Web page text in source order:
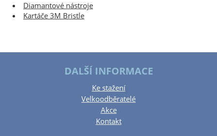
Diamantové nástroje
Kartáče 3M Bristle
DALŠÍ INFORMACE
Ke stažení
Velkoodběratelé
Akce
Kontakt